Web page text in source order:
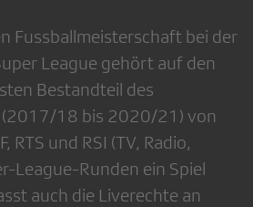
Fussballmeisterschaft bei der
League gehört auf den
Bestandteil des
(2017/18 bis 2020/21) von
und RSI (TV, Radio,
League-Runden ein Spiel
auch die Liverechte an